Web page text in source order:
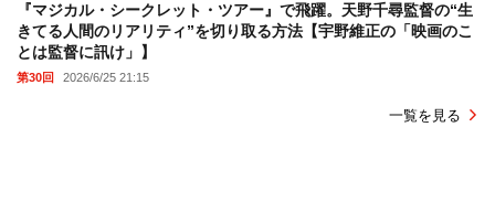
『マジカル・シークレット・ツアー』で飛躍。天野千尋監督の“生
きてる人間のリアリティ”を切り取る方法【宇野維正の「映画のこ
とは監督に訊け」】
第30回 2026/6/25 21:15
一覧を見る